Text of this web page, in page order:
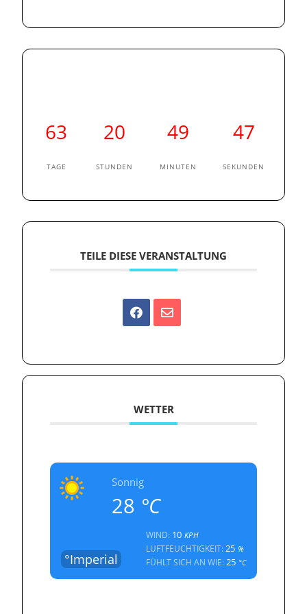
63
TAGE
20
STUNDEN
49
MINUTEN
46
SEKUNDEN
TEILE DIESE VERANSTALTUNG
WETTER
Sonnig
28 °C
°Imperial
WIND: 10 KPH
LUFTFEUCHTIGKEIT:25 %
FÜHLT SICH AN WIE:25 °C